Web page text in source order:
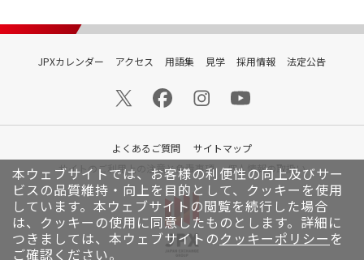
本ウェブサイトでは、お客様の利便性の向上及びサー
ビスの品質維持・向上を目的として、クッキーを使用
しています。 本ウェブサイトの閲覧を続行した場合
は、クッキーの使用に同意したものとします。詳細に
つきましては、本ウェブサイトのクッキーポリシー を
ご確認ください。
JPXカレンダー アクセス 用語集 見学 採用情報 法定公告
よくあるご質問
サイトマップ
サイトのご利用上の注意と免責事項
個人情報の取扱い